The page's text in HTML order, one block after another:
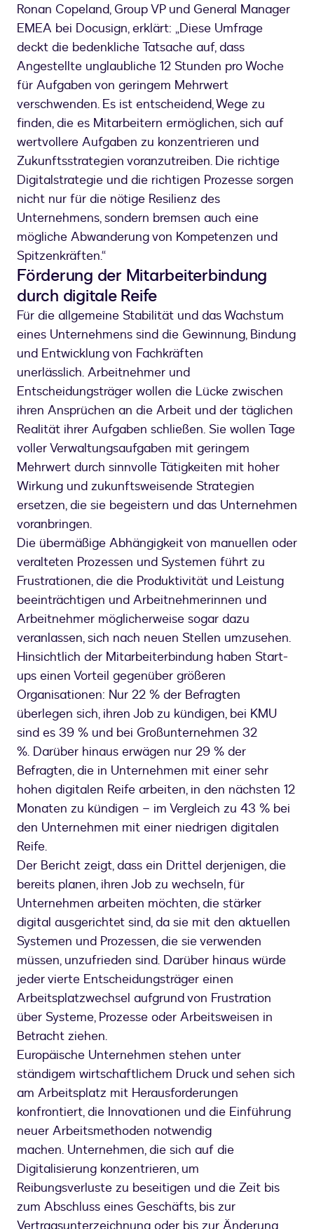
Maturity
Report
2023
Ronan Copeland, Group VP und General Manager
EMEA bei Docusign, erklärt: „Diese Umfrage
deckt die bedenkliche Tatsache auf, dass
Angestellte unglaubliche 12 Stunden pro Woche
für Aufgaben von geringem Mehrwert
verschwenden. Es ist entschei­dend, Wege zu
finden, die es Mitarbeitern ermöglichen, sich auf
wertvollere Aufgaben zu kon­zentrieren und
Zukunftsstrate­gien voranzutreiben. Die richtige
Digitalstrategie und die richtigen Pro­zesse sorgen
nicht nur für die nötige Resilienz des
Unternehmens, sondern bremsen auch eine
mögliche Abwanderung von Kompetenzen und
Spitzenkräften.“
Förderung der Mitarbeiterbindung
durch digitale Reife
Für die allgemeine Stabilität und das Wachstum
eines Unternehmens sind die Gewinnung, Bindung
und Entwicklung von Fachkräften
unerlässlich. Arbeitnehmer und
Entscheidungsträger wollen die Lücke zwischen
ihren Ansprüchen an die Arbeit und der täglichen
Realität ihrer Aufgaben schließen. Sie wollen Tage
voller Verwaltungsaufgaben mit geringem
Mehrwert durch sinnvolle Tätigkeiten mit hoher
Wirkung und zukunftsweisende Strategien
ersetzen, die sie begeistern und das Unternehmen
voranbringen.
Die übermäßige Abhängigkeit von manuellen oder
veralteten Prozessen und Systemen führt zu
Frustrationen, die die Produktivität und Leistung
beeinträchtigen und Arbeitnehmerinnen und
Arbeitnehmer möglicherweise sogar dazu
veranlassen, sich nach neuen Stellen umzusehen.
Hinsichtlich der Mitarbeiterbindung haben Start-
ups einen Vorteil gegenüber größeren
Organisationen: Nur 22 % der Befragten
überlegen sich, ihren Job zu kündigen, bei KMU
sind es 39 % und bei Großunternehmen 32
%. Darüber hinaus erwägen nur 29 % der
Befragten, die in Unternehmen mit einer sehr
hohen digitalen Reife arbeiten, in den nächsten 12
Monaten zu kündigen – im Vergleich zu 43 % bei
den Unternehmen mit einer niedrigen digitalen
Reife.
Der Bericht zeigt, dass ein Drittel derjenigen, die
bereits planen, ihren Job zu wechseln, für
Unternehmen arbeiten möchten, die stärker
digital ausgerichtet sind, da sie mit den aktuellen
Systemen und Prozessen, die sie verwenden
müssen, unzufrieden sind. Darüber hinaus würde
jeder vierte Entscheidungsträger einen
Arbeitsplatzwechsel aufgrund von Frustration
über Systeme, Prozesse oder Arbeitsweisen in
Betracht ziehen.
Europäische Unternehmen stehen unter
ständigem wirtschaftlichem Druck und sehen sich
am Arbeitsplatz mit Herausforderungen
konfrontiert, die Innovationen und die Einführung
neuer Arbeitsmethoden notwendig
machen. Unternehmen, die sich auf die
Digitalisierung konzentrieren, um
Reibungsverluste zu beseitigen und die Zeit bis
zum Abschluss eines Geschäfts, bis zur